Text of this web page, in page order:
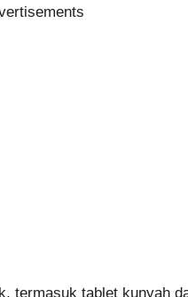
termasuk tablet kunyah